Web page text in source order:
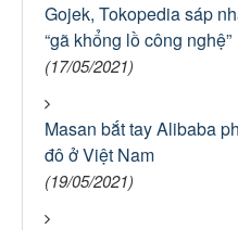
Gojek, Tokopedia sáp
“gã khổng lồ công nghệ”
(17/05/2021)
Masan bắt tay Alibaba
đô ở Việt Nam
(19/05/2021)